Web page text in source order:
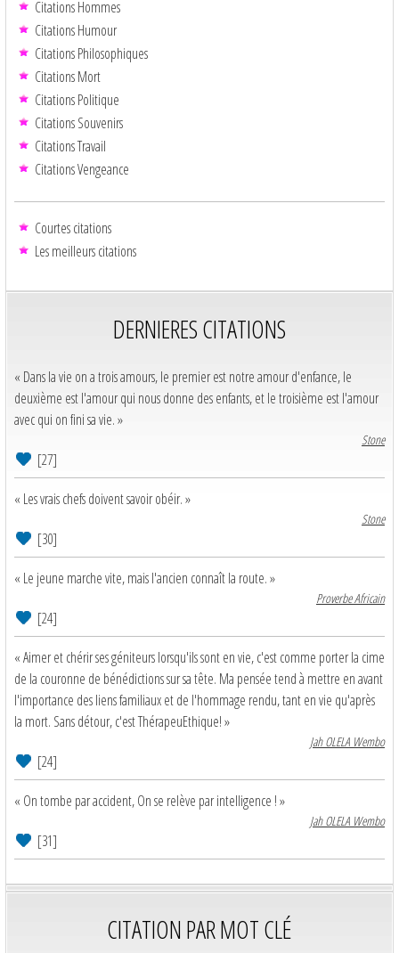
Citations Hommes
Citations Humour
Citations Philosophiques
Citations Mort
Citations Politique
Citations Souvenirs
Citations Travail
Citations Vengeance
Courtes citations
Les meilleurs citations
DERNIERES CITATIONS
« Dans la vie on a trois amours, le premier est notre amour d'enfance, le
deuxième est l'amour qui nous donne des enfants, et le troisième est l'amour
avec qui on fini sa vie. »
Stone
[27]
« Les vrais chefs doivent savoir obéir. »
Stone
[30]
« Le jeune marche vite, mais l'ancien connaît la route. »
Proverbe Africain
[24]
« Aimer et chérir ses géniteurs lorsqu'ils sont en vie, c'est comme porter la cime
de la couronne de bénédictions sur sa tête. Ma pensée tend à mettre en avant
l'importance des liens familiaux et de l'hommage rendu, tant en vie qu'après
la mort. Sans détour, c'est ThérapeuEthique! »
Jah OLELA Wembo
[24]
« On tombe par accident, On se relève par intelligence ! »
Jah OLELA Wembo
[31]
CITATION PAR MOT CLÉ